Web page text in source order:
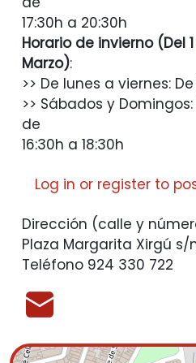
17:30h a 20:30h
Horario de invierno (Del
Marzo):
>> De lunes a viernes:
>> Sábados y
de
16:30h a 18:30h
Log in or register to
Dirección (calle y
Plaza Margarita Xirgú s/
Teléfono 924 330 722